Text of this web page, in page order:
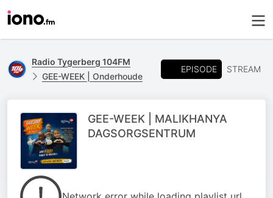
Radio Tygerberg 104FM
GEE-WEEK | Onderhoude
EPISODE STREAM
GEE-WEEK | MALIKHANYA
DAGSORGSENTRUM